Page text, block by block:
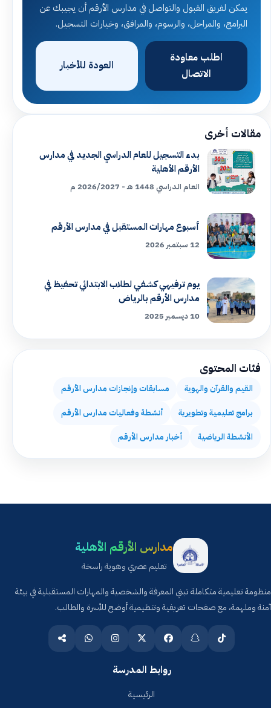
يمكن لفريق القبول والتواصل في مدارس الأرقم أن يجيبك عن
البرامج، والمراحل، والرسوم، والمرافق، وخيارات التسجيل.
اطلب معاودة
الاتصال
العودة للأخبار
مقالات أخرى
بدء التسجيل للعام الدراسي الجديد في مدارس
الأرقم الأهلية
العام الدراسي 1448 هـ - 2026/2027 م
أسبوع مهارات المستقبل في مدارس الأرقم
12 سبتمبر 2026
يوم ترفيهي كشفي لطلاب الابتدائي تحفيظ في
مدارس الأرقم بالرياض
10 ديسمبر 2025
فئات المحتوى
القيم والقرآن والهوية مسابقات وإنجازات مدارس الأرقم
برامج تعليمية وتطويرية أنشطة وفعاليات مدارس الأرقم
الأنشطة الرياضية أخبار مدارس الأرقم
مدارس الأرقم الأهلية
تعليم عصري وهوية راسخة
منظومة تعليمية متكاملة تبني المعرفة والشخصية والمهارات المستقبلية في بيئة
آمنة وملهمة، مع صفحات تعريفية وتنظيمية أوضح للأسرة والطالب.
روابط المدرسة
الرئيسية